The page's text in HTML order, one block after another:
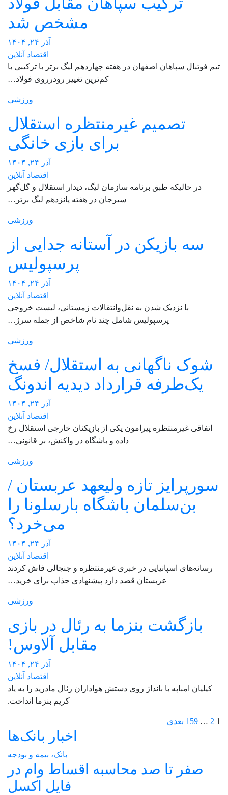
مشخص شد
آذر ۲۴, ۱۴۰۴
اقتصاد آنلاین
تیم فوتبال سپاهان اصفهان در هفته چهاردهم لیگ برتر با ترکیبی با
کم‌ترین تغییر رودرروی فولاد…
ورزشی
تصمیم غیرمنتظره استقلال
برای بازی خانگی
آذر ۲۴, ۱۴۰۴
اقتصاد آنلاین
در حالیکه طبق برنامه سازمان لیگ، دیدار استقلال و گل‌گهر
سیرجان در هفته پانزدهم لیگ برتر…
ورزشی
سه بازیکن در آستانه جدایی از
پرسپولیس
آذر ۲۴, ۱۴۰۴
اقتصاد آنلاین
با نزدیک شدن به نقل‌وانتقالات زمستانی، لیست خروجی
پرسپولیس شامل چند نام شاخص از جمله سرژ…
ورزشی
شوک ناگهانی به استقلال/ فسخ
یک‌طرفه قرارداد دیدیه اندونگ
آذر ۲۴, ۱۴۰۴
اقتصاد آنلاین
اتفاقی غیرمنتظره پیرامون یکی از بازیکنان خارجی استقلال رخ
داده و باشگاه در واکنش، بر قانونی…
ورزشی
سورپرایز تازه ولیعهد عربستان /
بن‌سلمان باشگاه بارسلونا را
می‌خرد؟
آذر ۲۴, ۱۴۰۴
اقتصاد آنلاین
رسانه‌های اسپانیایی در خبری غیرمنتظره و جنجالی فاش کردند
عربستان قصد دارد پیشنهادی جذاب برای خرید…
ورزشی
بازگشت بنزما به رئال در بازی
مقابل آلاوس!
آذر ۲۴, ۱۴۰۴
اقتصاد آنلاین
کیلیان امباپه با بانداژ روی دستش هواداران رئال مادرید را به یاد
کریم بنزما انداخت.
صفحه‌بندی
1
2
…
159 بعدی
اخبار بانک‌ها
بانک، بیمه و بودجه
صفر تا صد محاسبه اقساط وام در
فایل اکسل